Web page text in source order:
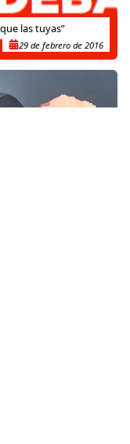
las tuyas”
29 de febrero de 2016